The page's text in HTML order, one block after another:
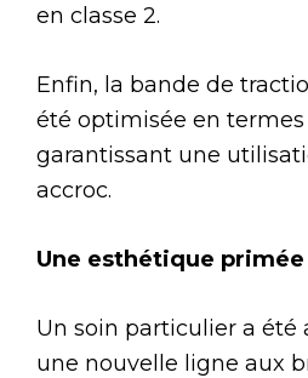
en classe 2.
Enfin, la bande de
été optimisée en
garantissant une
accroc.
Une esthétique primée
Un soin particulier a été
une nouvelle ligne aux